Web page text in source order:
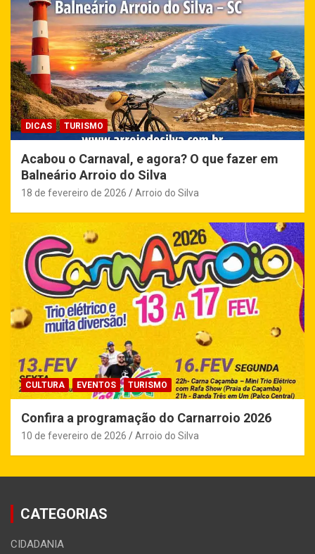
DICAS TURISMO
Acabou o Carnaval, e agora? O que fazer em
Balneário Arroio do Silva
18 de fevereiro de 2026 Arroio do Silva
CULTURA EVENTOS TURISMO
Confira a programação do Carnarroio 2026
10 de fevereiro de 2026 Arroio do Silva
CATEGORIAS
CIDADANIA